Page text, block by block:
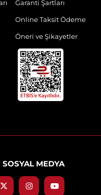
Garanti Şartları
Online Taksit Ödeme
Öneri ve Şikayetler
SOSYAL MEDYA